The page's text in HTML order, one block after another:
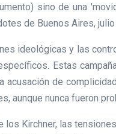
sino de una
de Buenos Aires,
ideológicas y las
Estas
acusación de
aunque nunca fueron
los Kirchner, las